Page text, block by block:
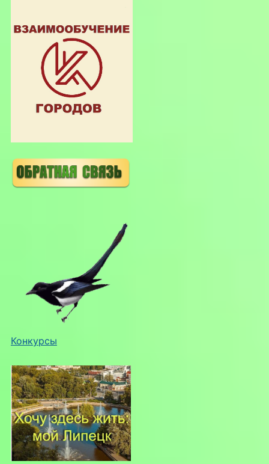
Конкурсы